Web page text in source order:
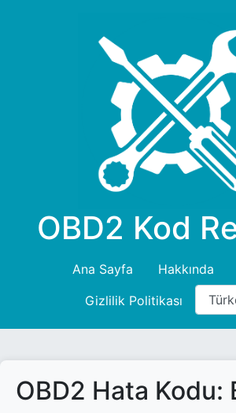
OBD2 Kod
Ana Sayfa Hakkında
Gizlilik Politikası
OBD2 Hata Kodu: